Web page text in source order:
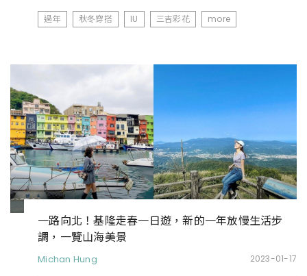
過年 秋冬穿搭 IU 三吉彩花 more
一路向北！基隆走春一日遊，新的一年放慢生活步
調，一覽山海美景
Michan Hung 2023-01-17